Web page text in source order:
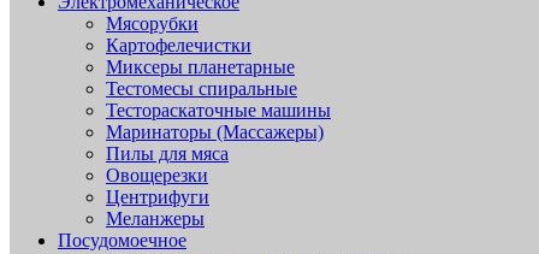
Мясорубки
Картофелечистки
Миксеры планетарные
Тестомесы спиральные
Тестораскаточные машины
Маринаторы (Массажеры)
Пилы для мяса
Овощерезки
Центрифуги
Меланжеры
Посудомоечное